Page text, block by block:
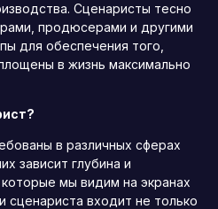
Сценаристы тесно
продюсерами и другими
для обеспечения того,
в жизнь максимально
в различных сферах
зависит глубина и
мы видим на экранах
сценариста входит не только